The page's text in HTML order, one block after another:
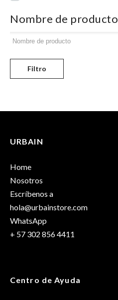
Nombre de producto
Filtro
URBAIN
Home
Nosotros
Escríbenos a
hola@urbainstore.com
WhatsApp
+ 57 302 856 4411
Centro de Ayuda